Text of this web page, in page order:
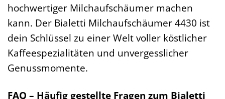
hochwertiger Milchaufschäumer machen
kann. Der Bialetti Milchaufschäumer 4430 ist
dein Schlüssel zu einer Welt voller köstlicher
Kaffeespezialitäten und unvergesslicher
Genussmomente.
FAQ – Häufig gestellte Fragen zum Bialetti